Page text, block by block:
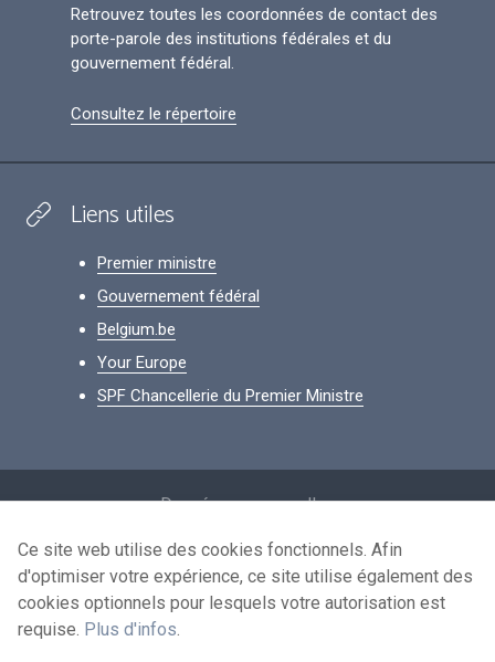
Retrouvez toutes les coordonnées de contact des
porte-parole des institutions fédérales et du
gouvernement fédéral.
Consultez le répertoire
Liens utiles
Premier ministre
Gouvernement fédéral
Belgium.be
Your Europe
SPF Chancellerie du Premier Ministre
Données personnelles
Conditions de réutilisation
Contactez-nous
Ce site web utilise des cookies fonctionnels. Afin
d'optimiser votre expérience, ce site utilise également des
cookies optionnels pour lesquels votre autorisation est
requise. Plus d'infos.